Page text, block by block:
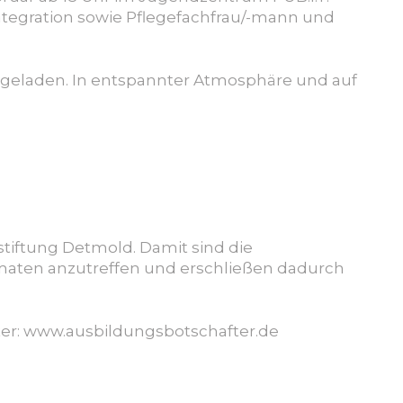
sowie Pflegefachfrau/-mann und
In entspannter Atmosphäre und auf
Detmold. Damit sind die
anzutreffen und erschließen dadurch
www.ausbildungsbotschafter.de